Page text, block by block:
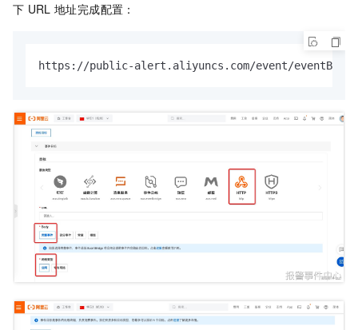
下 URL 地址完成配置：
https://public-alert.aliyuncs.com/event/